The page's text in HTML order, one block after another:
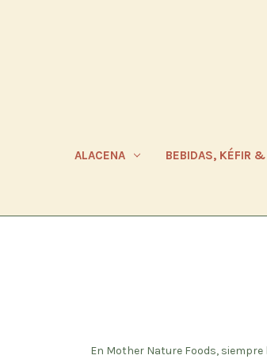
ALACENA BEBIDAS, KÉFIR &
En Mother Nature Foods,